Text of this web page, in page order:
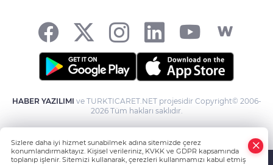
HABER YAZILIMI ve TURKTICARET.NET projesidir Copyright© 2006-
2026 Tüm hakları saklıdır.
Sizlere daha iyi hizmet sunabilmek adına sitemizde çerez
konumlandırmaktayız. Kişisel verileriniz, KVKK ve GDPR kapsamında
toplanıp işlenir. Sitemizi kullanarak, çerezleri kullanmamızı kabul etmiş